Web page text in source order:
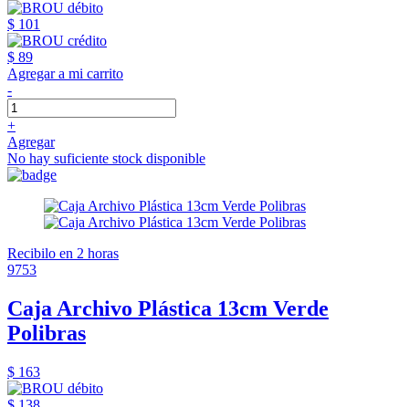
$ 101
$ 89
Agregar a mi carrito
-
+
Agregar
No hay suficiente stock disponible
Recibilo en 2 horas
9753
Caja Archivo Plástica 13cm Verde
Polibras
$ 163